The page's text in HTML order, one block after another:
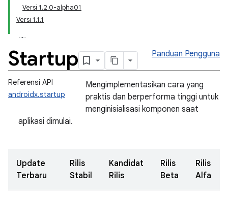
Versi 1.2.0-alpha01
Versi 1.1.1
Startup Panduan Pengguna
Referensi API
androidx.startup
Mengimplementasikan cara yang
praktis dan berperforma tinggi untuk
menginisialisasi komponen saat
aplikasi dimulai.
Update
Terbaru
Rilis
Stabil
Kandidat
Rilis
Rilis
Beta
Rilis
Alfa